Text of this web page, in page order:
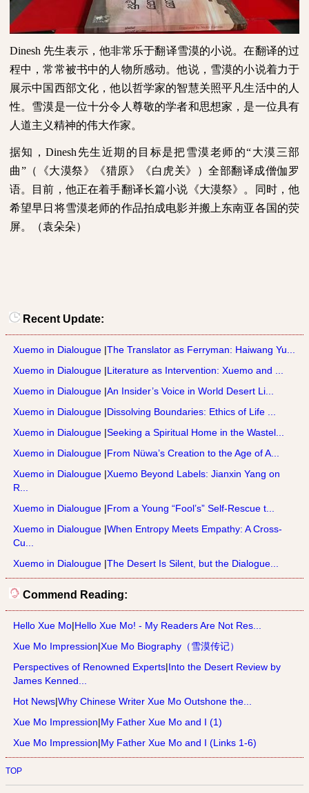
Dinesh 先生表示，他非常乐于翻译雪漠的小说。在翻译的过
程中，常常被书中的人物所感动。他说，雪漠的小说着力于
展示中国西部文化，他以哲学家的智慧关照平凡生活中的人
性。雪漠是一位十分令人尊敬的学者和思想家，是一位具有
人道主义精神的伟大作家。
据知，Dinesh 先生近期的目标是把雪漠老师的“大漠三部
曲”（《大漠祭》《猎原》《白虎关》）全部翻译成僧伽罗
语。目前，他正在着手翻译长篇小说《大漠祭》。同时，他
希望早日将雪漠老师的作品拍成电影并搬上东南亚各国的荧
屏。（袁朵朵）
Recent Update:
Xuemo in Dialougue |The Translator as Ferryman: Haiwang Yu...
Xuemo in Dialougue |Literature as Intervention: Xuemo and ...
Xuemo in Dialougue |An Insider’s Voice in World Desert Li...
Xuemo in Dialougue |Dissolving Boundaries: Ethics of Life ...
Xuemo in Dialougue |Seeking a Spiritual Home in the Wastel...
Xuemo in Dialougue |From Nüwa’s Creation to the Age of A...
Xuemo in Dialougue |Xuemo Beyond Labels: Jianxin Yang on
R...
Xuemo in Dialougue |From a Young “Fool’s” Self-Rescue t...
Xuemo in Dialougue |When Entropy Meets Empathy: A Cross-
Cu...
Xuemo in Dialougue |The Desert Is Silent, but the Dialogue...
Commend Reading:
Hello Xue Mo|Hello Xue Mo! - My Readers Are Not Res...
Xue Mo Impression|Xue Mo Biography（雪漠传记）
Perspectives of Renowned Experts|Into the Desert Review by
James Kenned...
Hot News|Why Chinese Writer Xue Mo Outshone the...
Xue Mo Impression|My Father Xue Mo and I (1)
Xue Mo Impression|My Father Xue Mo and I (Links 1-6)
TOP